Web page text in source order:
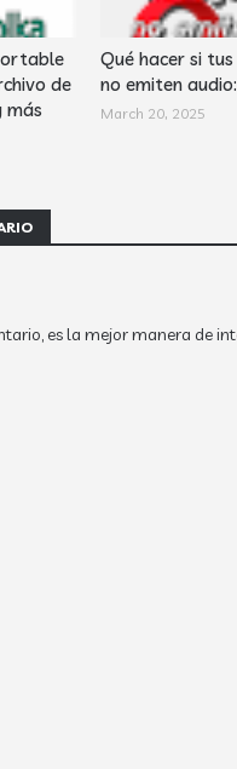
de
más
Qué hacer si
no emiten
March 20, 2025
es la mejor manera de